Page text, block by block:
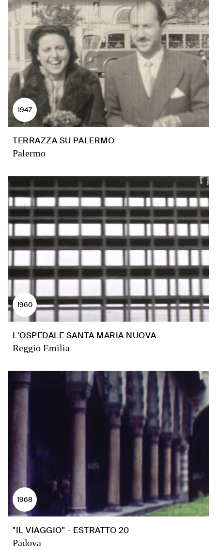
1947
TERRAZZA SU PALERMO
Palermo
1960
L'OSPEDALE SANTA MARIA NUOVA
Reggio Emilia
1968
"IL VIAGGIO" - ESTRATTO 20
Padova